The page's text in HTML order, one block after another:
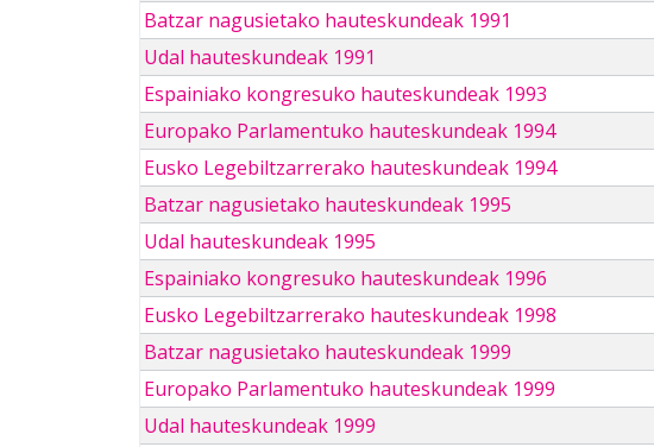
Batzar nagusietako hauteskundeak 1991
Udal hauteskundeak 1991
Espainiako kongresuko hauteskundeak 1993
Europako Parlamentuko hauteskundeak 1994
Eusko Legebiltzarrerako hauteskundeak 1994
Batzar nagusietako hauteskundeak 1995
Udal hauteskundeak 1995
Espainiako kongresuko hauteskundeak 1996
Eusko Legebiltzarrerako hauteskundeak 1998
Batzar nagusietako hauteskundeak 1999
Europako Parlamentuko hauteskundeak 1999
Udal hauteskundeak 1999